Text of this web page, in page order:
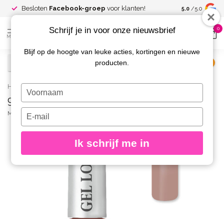
Besloten Facebook-groep voor klanten! Spaar voor
kortingen
5.0 /5.0
MENU
0
Home / 928 Gel Look Nagellak Giselle
928 Gel Look Nagellak Giselle
MOYRA
Schrijf je in voor onze nieuwsbrief
Blijf op de hoogte van leuke acties, kortingen en nieuwe
producten.
Typ
je
naam
Typ
je
e-
in
Ik schrijf me in